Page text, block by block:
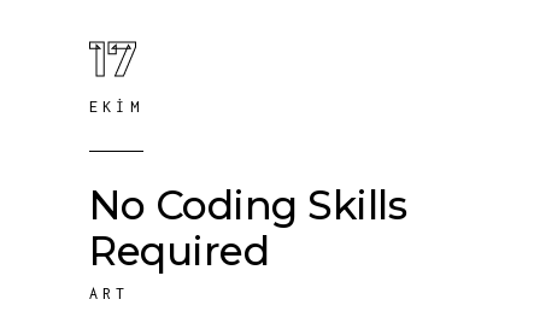
17
EKIM
No Coding Skills
Required
ART